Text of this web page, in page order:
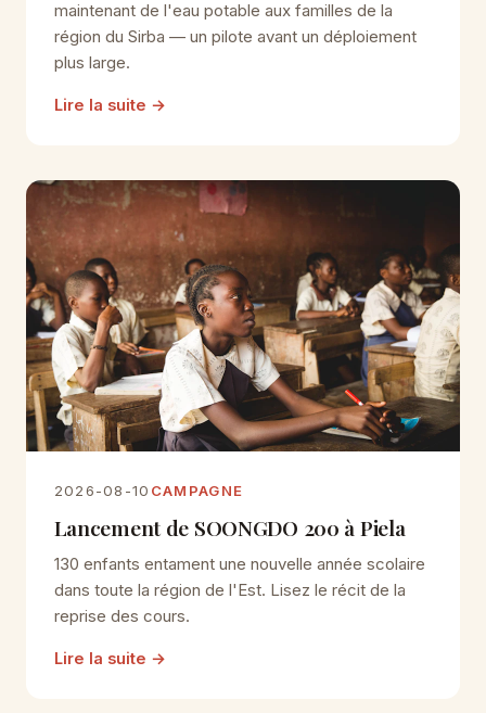
maintenant de l'eau potable aux familles de la
région du Sirba — un pilote avant un déploiement
plus large.
Lire la suite →
2026-08-10 CAMPAGNE
Lancement de SOONGDO 200 à Piela
130 enfants entament une nouvelle année scolaire
dans toute la région de l'Est. Lisez le récit de la
reprise des cours.
Lire la suite →